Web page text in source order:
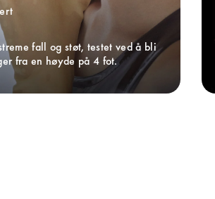
fall og støt, testet ved å bli
fra en høyde på 4 fot.